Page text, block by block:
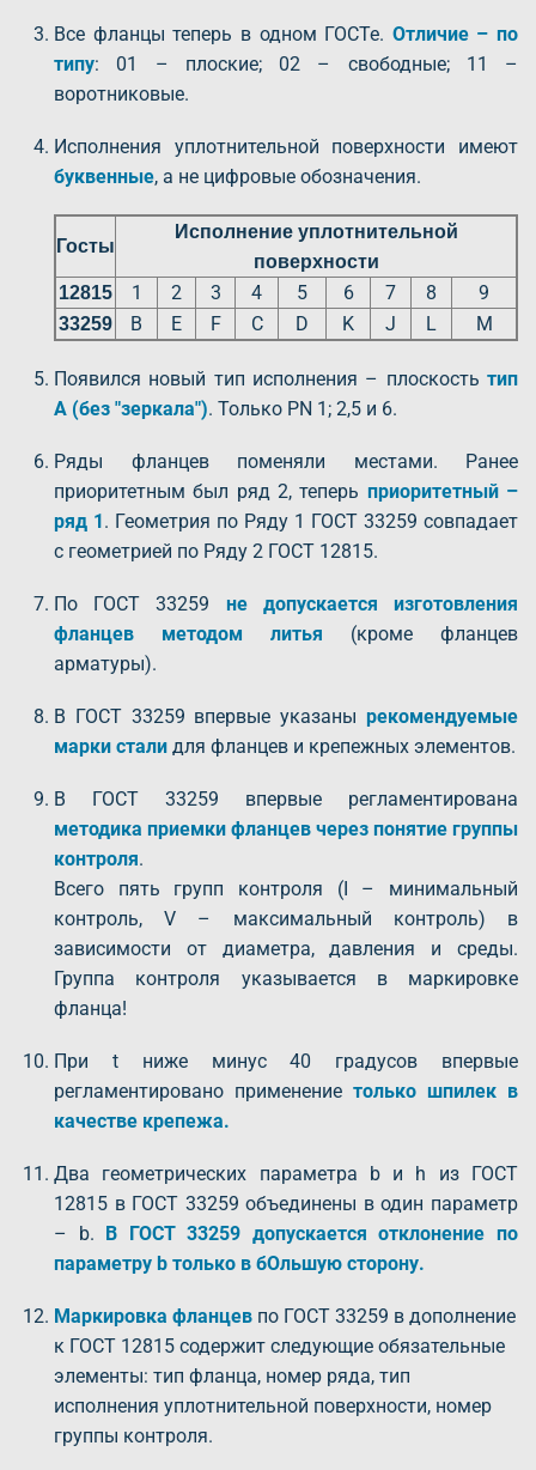
Все фланцы теперь в одном ГОСТе. Отличие – по
типу: 01 – плоские; 02 – свободные; 11 –
воротниковые.
Исполнения уплотнительной поверхности имеют
буквенные, а не цифровые обозначения.
Госты
Исполнение уплотнительной
поверхности
12815
1 2 3 4 5 6 7 8 9
33259 B E F C D K J L M
Появился новый тип исполнения – плоскость тип
А (без "зеркала"). Только PN 1; 2,5 и 6.
Ряды фланцев поменяли местами. Ранее
приоритетным был ряд 2, теперь приоритетный –
ряд 1. Геометрия по Ряду 1 ГОСТ 33259 совпадает
с геометрией по Ряду 2 ГОСТ 12815.
По ГОСТ 33259 не допускается изготовления
фланцев методом литья (кроме фланцев
арматуры).
В ГОСТ 33259 впервые указаны рекомендуемые
марки стали для фланцев и крепежных элементов.
В ГОСТ 33259 впервые регламентирована
методика приемки фланцев через понятие группы
контроля.
Всего пять групп контроля (I – минимальный
контроль, V – максимальный контроль) в
зависимости от диаметра, давления и среды.
Группа контроля указывается в маркировке
фланца!
При t ниже минус 40 градусов впервые
регламентировано применение только шпилек в
качестве крепежа.
Два геометрических параметра b и h из ГОСТ
12815 в ГОСТ 33259 объединены в один параметр
– b. В ГОСТ 33259 допускается отклонение по
параметру b только в бОльшую сторону.
Маркировка фланцев по ГОСТ 33259 в дополнение
к ГОСТ 12815 содержит следующие обязательные
элементы: тип фланца, номер ряда, тип
исполнения уплотнительной поверхности, номер
группы контроля.